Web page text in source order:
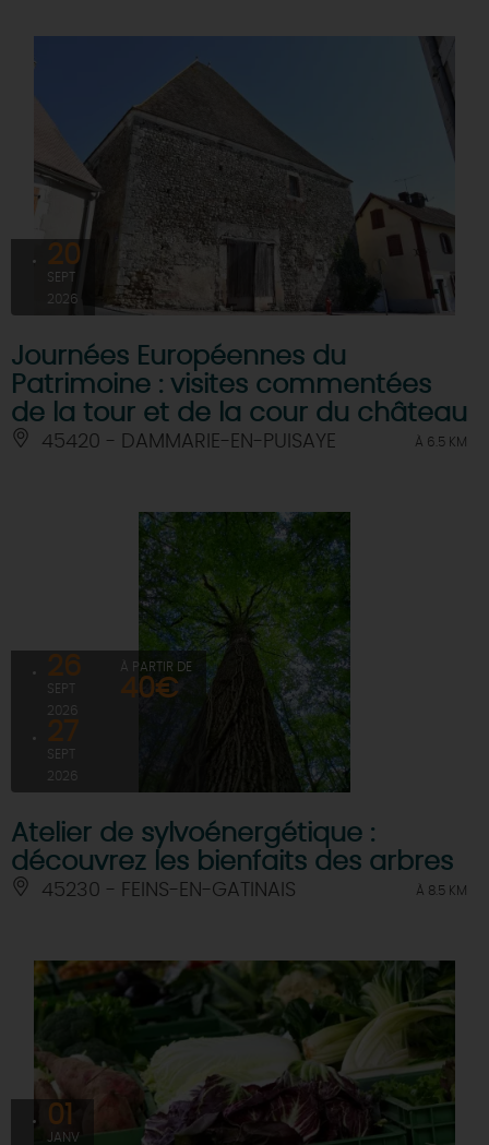
20
SEPT
2026
Journées Européennes du
Patrimoine : visites commentées
de la tour et de la cour du château
45420 - DAMMARIE-EN-PUISAYE À 6.5 KM
26
SEPT
2026
27
SEPT
2026
À PARTIR DE
40€
Atelier de sylvoénergétique :
découvrez les bienfaits des arbres
45230 - FEINS-EN-GATINAIS À 8.5 KM
01
JANV